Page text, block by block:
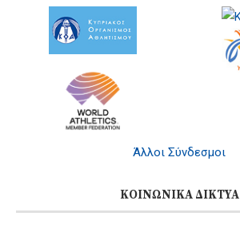
Άλλοι Σύνδεσμοι
ΚΟΙΝΩΝΙΚΆ ΔΊΚΤΥΑ